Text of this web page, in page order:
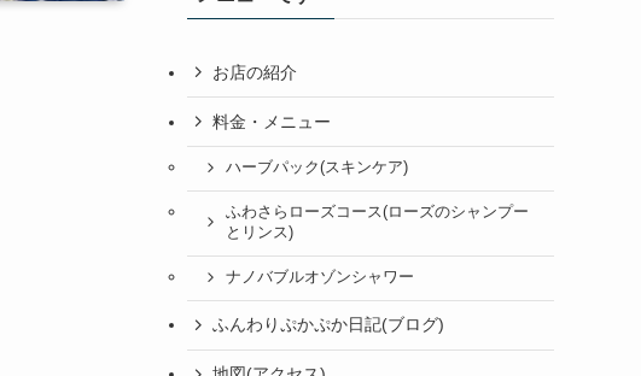
お店の紹介
料金・メニュー
ハーブパック(スキンケア)
ふわさらローズコース(ローズのシャンプー
とリンス)
ナノバブルオゾンシャワー
ふんわりぷかぷか日記(ブログ)